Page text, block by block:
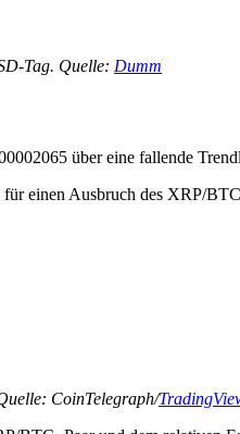
Tag. Quelle: Dumm
über eine fallende
einen Ausbruch des XRP/
CoinTelegraph/